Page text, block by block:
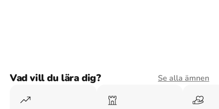
Vad vill du lära dig? Se alla ämnen